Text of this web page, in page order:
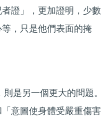
證」，更加證明，少數
，只是他們表面的掩
是另一個更大的問題。
意圖使身體受嚴重傷害